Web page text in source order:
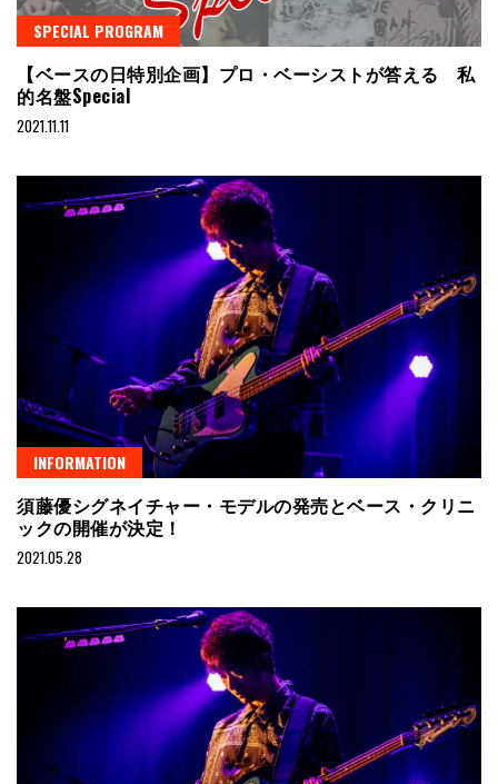
SPECIAL PROGRAM
【ベースの日特別企画】プロ・ベーシストが答える 私
的名盤Special
2021.11.11
INFORMATION
須藤優シグネイチャー・モデルの発売とベース・クリニ
ックの開催が決定！
2021.05.28